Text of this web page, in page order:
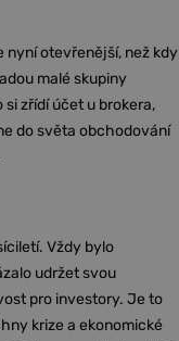
otevřenější, než kdy
malé skupiny
zřídí účet u brokera,
do světa obchodování
Vždy bylo
udržet svou
pro investory. Je to
krize a ekonomické